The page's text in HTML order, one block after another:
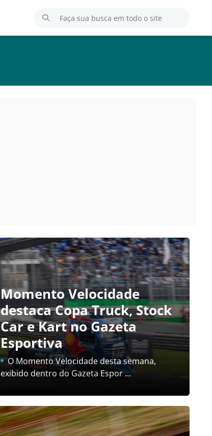
Momento Velocidade
destaca Copa Truck, Stock
Car e Kart no Gazeta
Esportiva
O Momento Velocidade desta semana,
exibido dentro do Gazeta Espor ...